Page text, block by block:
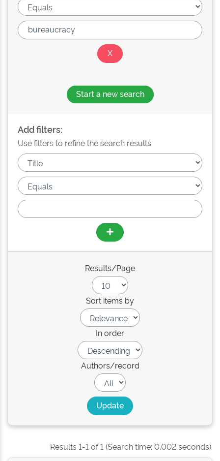
Start a new search
Add filters:
Use filters to refine the search results.
Results/Page
Sort items by
In order
Authors/record
Results 1-1 of 1 (Search time: 0.002 seconds).